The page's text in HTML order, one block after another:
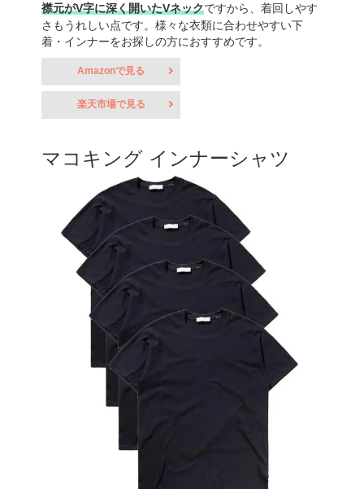
襟元がV字に深く開いたVネックですから、着回しやす
さもうれしい点です。様々な衣類に合わせやすい下
着・インナーをお探しの方におすすめです。
Amazonで見る
楽天市場で見る
マコキング インナーシャツ